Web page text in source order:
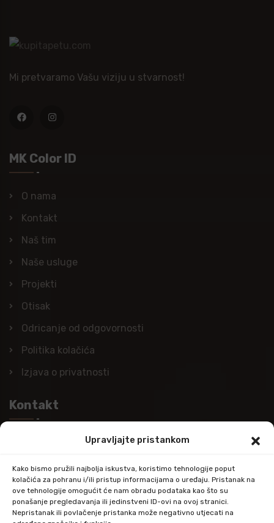
Upravljajte pristankom
Kako bismo pružili najbolja iskustva, koristimo tehnologije poput
kolačića za pohranu i/ili pristup informacijama o uređaju. Pristanak na
ove tehnologije omogućit će nam obradu podataka kao što su
ponašanje pregledavanja ili jedinstveni ID-ovi na ovoj stranici.
Nepristanak ili povlačenje pristanka može negativno utjecati na
Mi pretvaramo Vašu viziju u stvarnost!
MK Color ID
O nama
Kontakt
Naš tim
Naše usluge
Projekti
Otisak
Odricanje od odgovornosti
Politika kolačića
Izjava o privatnosti
Kontakt
Nazovite nas
Pošaljite e-mail
info@kupitapetu.com